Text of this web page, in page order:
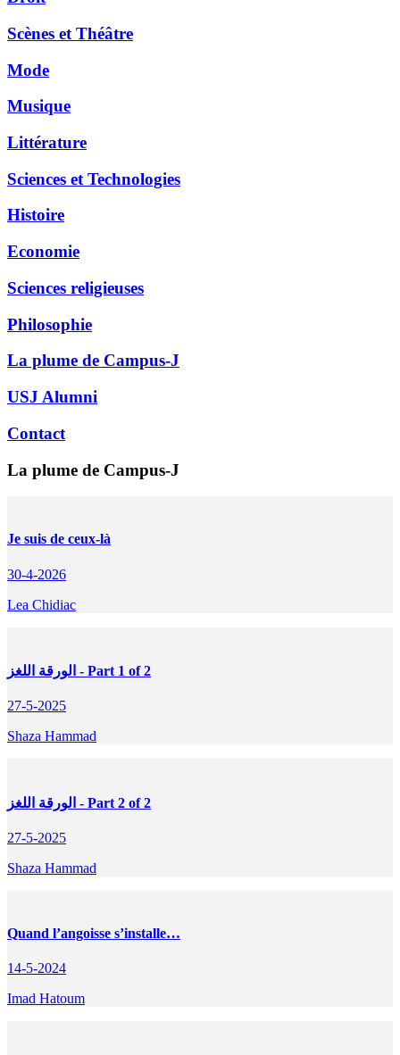
Scènes et Théâtre
Mode
Musique
Littérature
Sciences et Technologies
Histoire
Economie
Sciences religieuses
Philosophie
La plume de Campus-J
USJ Alumni
Contact
La plume de Campus-J
Je suis de ceux-là
30-4-2026
Lea Chidiac
الورقة اللغز - Part 1 of 2
27-5-2025
Shaza Hammad
الورقة اللغز - Part 2 of 2
27-5-2025
Shaza Hammad
Quand l’angoisse s’installe…
14-5-2024
Imad Hatoum